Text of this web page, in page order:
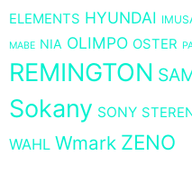
ELEMENTS HYUNDAI
MABE NIA OLIMPO OSTER
REMINGTON
Sokany SONY
WAHL Wmark ZENO